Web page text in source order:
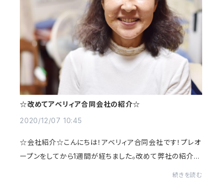
☆改めてアベリィア合同会社の紹介☆
2020/12/07 10:45
☆会社紹介☆こんにちは！アベリィア合同会社です！プレオ
ープンをしてから1週間が経ちました。改めて弊社の紹介を
続きを読む